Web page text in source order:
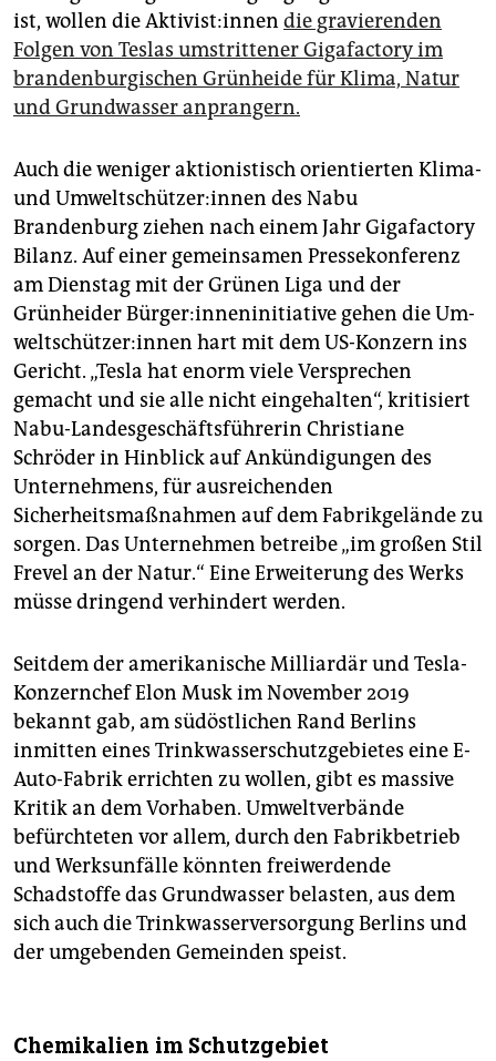
ist, wollen die Ak­ti­vis­t:in­nen die gravierenden
Folgen von Teslas umstrittener Gigafactory im
brandenburgischen Grünheide für Klima, Natur
und Grundwasser anprangern.
Auch die weniger aktionistisch orientierten Klima-
und Um­welt­schüt­ze­r:in­nen des Nabu
Brandenburg ziehen nach einem Jahr Gigafactory
Bilanz. Auf einer gemeinsamen Pressekonferenz
am Dienstag mit der Grünen Liga und der
Grünheider Bür­ge­r:in­nen­in­itia­ti­ve gehen die Um­
welt­schüt­ze­r:in­nen hart mit dem US-Konzern ins
Gericht. „Tesla hat enorm viele Versprechen
gemacht und sie alle nicht eingehalten“, kritisiert
Nabu-Landesgeschäftsführerin Christiane
Schröder in Hinblick auf Ankündigungen des
Unternehmens, für ausreichenden
Sicherheitsmaßnahmen auf dem Fabrikgelände zu
sorgen. Das Unternehmen betreibe „im großen Stil
Frevel an der Natur.“ Eine Erweiterung des Werks
müsse dringend verhindert werden.
Seitdem der amerikanische Milliardär und Tesla-
Konzernchef Elon Musk im November 2019
bekannt gab, am südöstlichen Rand Berlins
inmitten eines Trinkwasserschutzgebietes eine E-
Auto-Fabrik errichten zu wollen, gibt es massive
Kritik an dem Vorhaben. Umweltverbände
befürchteten vor allem, durch den Fabrikbetrieb
und Werksunfälle könnten freiwerdende
Schadstoffe das Grundwasser belasten, aus dem
sich auch die Trinkwasserversorgung Berlins und
der umgebenden Gemeinden speist.
Chemikalien im Schutzgebiet